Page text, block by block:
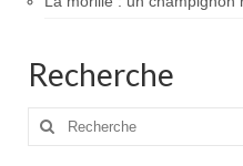
Recherche
Rechercher